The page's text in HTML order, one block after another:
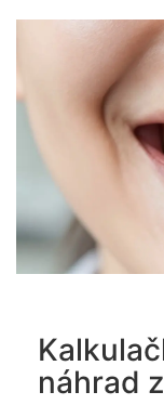
náhrad